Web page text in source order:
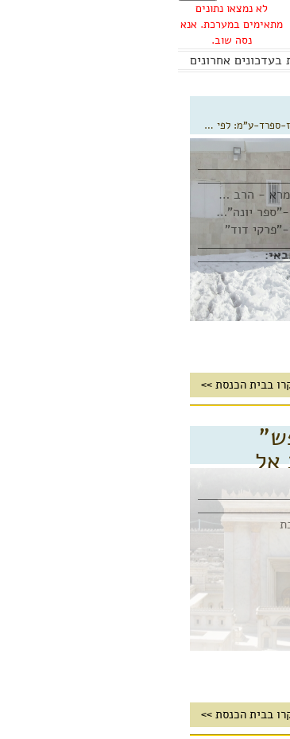
לא נמצאו נתונים
מתאימים במערכת. אנא
נסה שוב.
אחרונים
אשכנז-ספרד-ע"מ: לפי שליח ציבור
חבורה לומדת גמרא - הרב שמעון קליין
רב שמעון קליין-"ספר יונה"- 4 שיעורים
"פרקי דוד"
בבית הכנסת >>
אל
בבית הכנסת >>